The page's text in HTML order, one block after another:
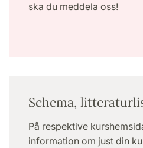
ska du meddela oss!
Schema,
På respektive
information om just din